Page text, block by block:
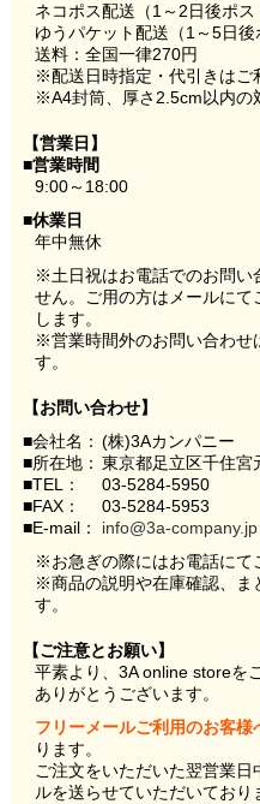
ネコポス配送（1～2日後ポ
ゆうパケット配送（1～5日
送料：全国一律270円
※配送日時指定・代引きはご
※A4封筒、厚さ2.5cm以内の
【営業日】
■営業時間
9:00～18:00
■休業日
年中無休
※土日祝はお電話でのお問い
せん。ご用の方はメールに
します。
※営業時間外のお問い合わせ
す。
【お問い合わせ】
■会社名： (株)3Aカンパニー
■所在地： 東京都足立区千住
■TEL：
03-5284-5950
■FAX：
03-5284-5953
■E-mail：
info@3a-company.jp
※お急ぎの際にはお電話にて
※商品の説明や在庫確認、ま
す。
【ご注意とお願い】
平素より、3A online storeを
ありがとうございます。
フリーメールご利用のお客様
ります。
ご注文をいただいた翌営業
ルを送らせていただいてお